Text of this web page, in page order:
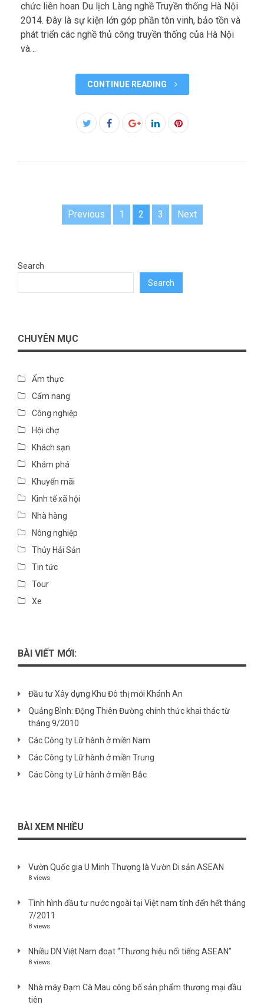
chức liên hoan Du lịch Làng nghề Truyền thống Hà Nội
2014. Đây là sự kiện lớn góp phần tôn vinh, bảo tồn và
phát triển các nghề thủ công truyền thống của Hà Nội
và…
CONTINUE READING
Facebook
Previous 1 2 3 Next
Search
Search
CHUYÊN MỤC
Ẩm thực
Cẩm nang
Công nghiệp
Hội chợ
Khách sạn
Khám phá
Khuyến mãi
Kinh tế xã hội
Nhà hàng
Nông nghiệp
Thủy Hải Sản
Tin tức
Tour
Xe
BÀI VIẾT MỚI:
Đầu tư Xây dựng Khu Đô thị mới Khánh An
Quảng Bình: Động Thiên Đường chính thức khai thác từ
tháng 9/2010
Các Công ty Lữ hành ở miền Nam
Các Công ty Lữ hành ở miền Trung
Các Công ty Lữ hành ở miền Bắc
BÀI XEM NHIỀU
Vườn Quốc gia U Minh Thượng là Vườn Di sản ASEAN
8 views
Tình hình đầu tư nước ngoài tại Việt nam tính đến hết tháng
7/2011
8 views
Nhiều DN Việt Nam đoạt “Thương hiệu nổi tiếng ASEAN”
8 views
Nhà máy Đạm Cà Mau công bố sản phẩm thương mại đầu
tiên